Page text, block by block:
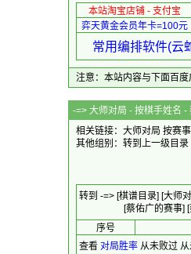
本站淘宝店铺 - 支付宝
弈天黄金会员年卡=100元
常用编排软件(云
注意：本站内容与下面百
-=> 大师对局 - 按棋手姓名 -
相关链接：大师对局 按赛事
其他组别： 转到上一级目录
转到 -=> [棋谱目录] [大师
[蔡佑广的赛事]
序号
查看 对局胜率 从未败过